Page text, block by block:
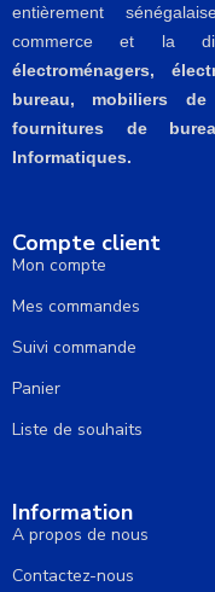
entièrement
commerce et la
électroménagers,
bureau, mobiliers de
fournitures de
Informatiques.
Compte client
Mon compte
Mes commandes
Suivi commande
Panier
Liste de souhaits
Information
A propos de nous
Contactez-nous